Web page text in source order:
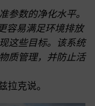
参数的净化水平。
容易满足环境排放
这些目标。该系统
质管理，并防止活
拉克说。